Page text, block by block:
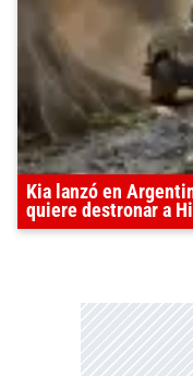
Kia lanzó en
quiere destronar a